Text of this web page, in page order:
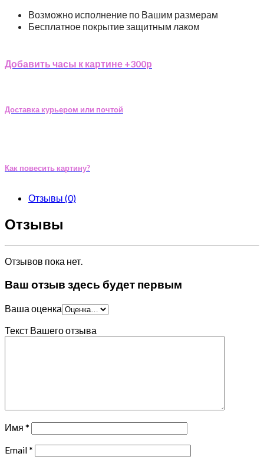
Возможно исполнение по Вашим размерам
Бесплатное покрытие защитным лаком
Добавить часы к картине +300р
Доставка курьером или почтой
Как повесить картину?
Отзывы (0)
Отзывы
Отзывов пока нет.
Ваш отзыв здесь будет первым
Ваша оценка
Текст Вашего отзыва
Имя *
Email*